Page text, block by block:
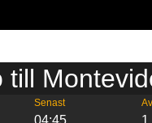
till
Senast
04:45 1